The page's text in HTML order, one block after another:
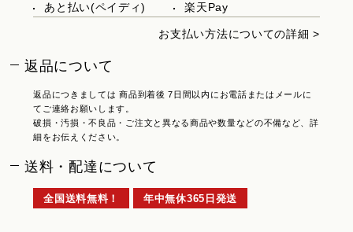
あと払い(ペイディ)
楽天Pay
お支払い方法についての詳細 >
返品について
返品につきましては 商品到着後 7日間以内にお電話またはメールに
てご連絡お願いします。
破損・汚損・不良品・ご注文と異なる商品や数量などの不備など、詳
細をお伝えください。
送料・配達について
全国送料無料！ 年中無休365日発送